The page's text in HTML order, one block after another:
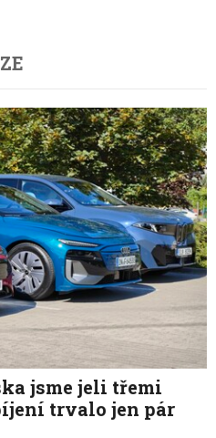
jsme jeli třemi
trvalo jen pár